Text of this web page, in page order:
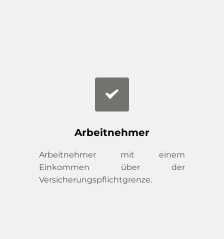
Arbeitnehmer
Arbeitnehmer mit einem
Einkommen über der
Versicherungspflichtgrenze.